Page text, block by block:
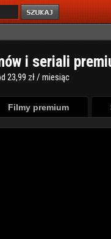
i seriali
23,99 zł / miesiąc
Filmy premium